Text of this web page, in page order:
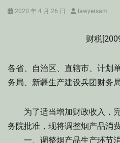
Posted
2020 年 4 月 26 日 Authorlawyersam
财税
各省、自治区、直辖市、计划
务局、新疆生产建设兵团财务局
为了适当增加财政收入，完
务院批准，现将调整烟产品消
一、调整烟产品生产环节